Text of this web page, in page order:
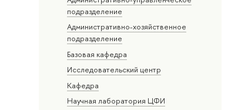
подразделение
Административно-хозяйственное
подразделение
Базовая кафедра
Исследовательский центр
Кафедра
Научная лаборатория ЦФИ